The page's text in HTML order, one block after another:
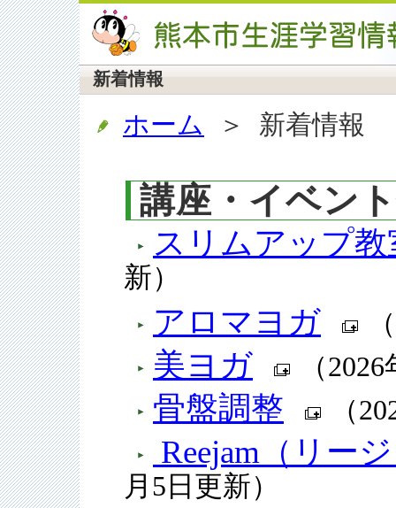
新着情報
ホーム ＞ 新着情報
講座・イベン
スリムアップ教
新）
アロマヨガ
美ヨガ （
骨盤調整 （
Reejam（リー
月5日更新）